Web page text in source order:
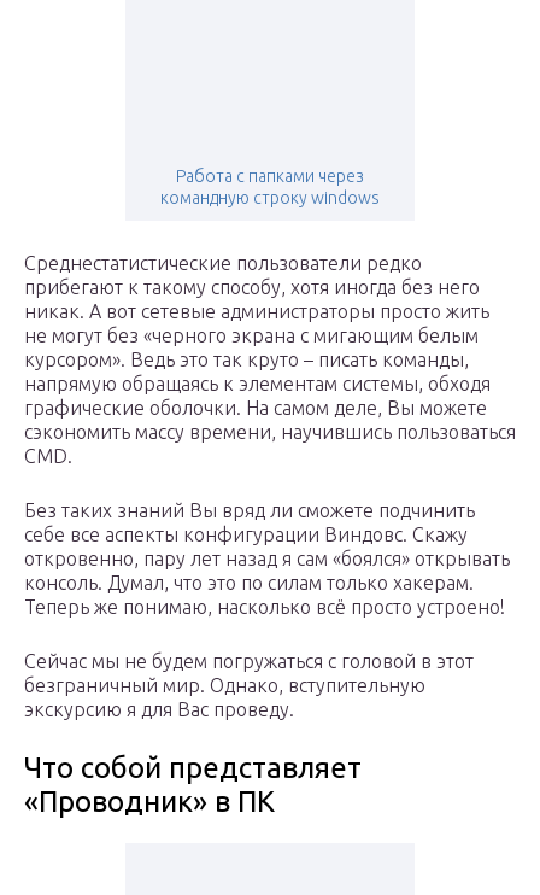
Работа с папками через
командную строку windows
Среднестатистические пользователи редко
прибегают к такому способу, хотя иногда без него
никак. А вот сетевые администраторы просто жить
не могут без «черного экрана с мигающим белым
курсором». Ведь это так круто – писать команды,
напрямую обращаясь к элементам системы, обходя
графические оболочки. На самом деле, Вы можете
сэкономить массу времени, научившись пользоваться
CMD.
Без таких знаний Вы вряд ли сможете подчинить
себе все аспекты конфигурации Виндовс. Скажу
откровенно, пару лет назад я сам «боялся» открывать
консоль. Думал, что это по силам только хакерам.
Теперь же понимаю, насколько всё просто устроено!
Сейчас мы не будем погружаться с головой в этот
безграничный мир. Однако, вступительную
экскурсию я для Вас проведу.
Что собой представляет
«Проводник» в ПК